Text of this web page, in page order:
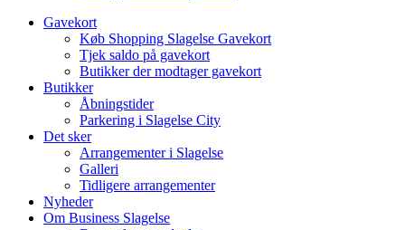
Gavekort
Køb Shopping Slagelse Gavekort
Tjek saldo på gavekort
Butikker der modtager gavekort
Butikker
Åbningstider
Parkering i Slagelse City
Det sker
Arrangementer i Slagelse
Galleri
Tidligere arrangementer
Nyheder
Om Business Slagelse